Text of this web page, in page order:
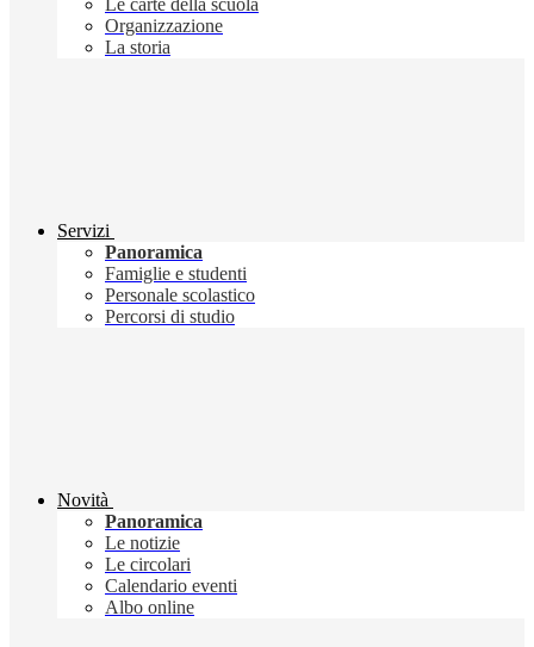
Le carte della scuola
Organizzazione
La storia
Servizi
Panoramica
Famiglie e studenti
Personale scolastico
Percorsi di studio
Novità
Panoramica
Le notizie
Le circolari
Calendario eventi
Albo online